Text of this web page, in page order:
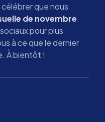
que nous
de novembre.
pour plus
à ce que le dernier
À bientôt !